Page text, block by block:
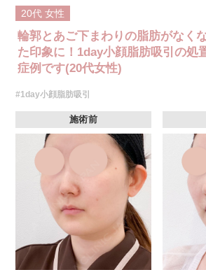
20代 女性
輪郭とあご下まわりの脂肪がなく
た印象に！1day小顔脂肪吸引の処
症例です(20代女性)
#1day小顔脂肪吸引
施術前